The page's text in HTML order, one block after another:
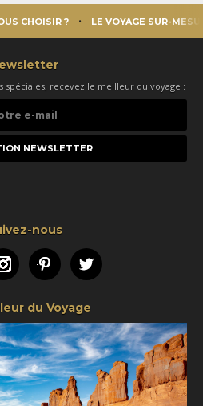
CHOISIR ? LE VOYAGE SUR-
recevez le meilleur du voyage :
nous
InstagramPinterestTwitter
du Voyage